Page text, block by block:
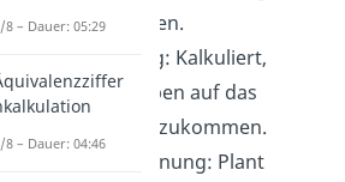
erwartet werden.
Kostenplanung: Kalkuliert,
welche Ausgaben auf das
Unternehmen zukommen.
Investitionsplanung: Plant
8 – Dauer: 05:29
8 – Dauer: 04:46